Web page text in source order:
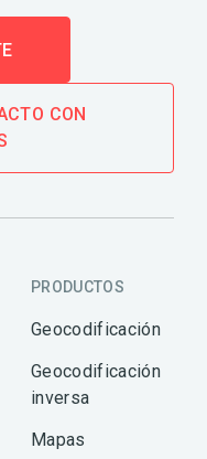
CON
PRODUCTOS
Geocodificación
Geocodificación
inversa
Mapas